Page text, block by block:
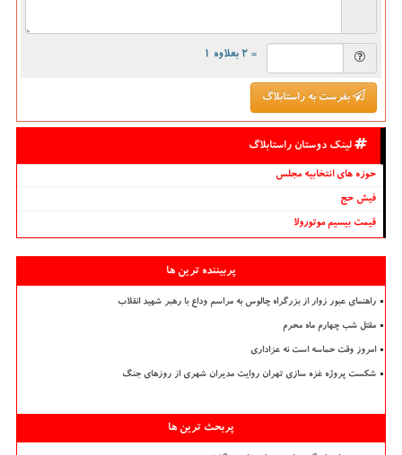
= ۲ بعلاوه ۱
بفرست به راستابلاگ
لینک دوستان راستابلاگ
حوزه های انتخابیه مجلس
فیش حج
قیمت بیسیم موتورولا
پربیننده ترین ها
راهنمای عبور زوار از بزرگراه چالوس به مراسم وداع با رهبر شهید انقلاب
مقتل شب چهارم ماه محرم
امروز وقت حماسه است نه عزاداری
شکست پروژه غزه سازی تهران روایت مدیران شهری از روزهای جنگ
پربحث ترین ها